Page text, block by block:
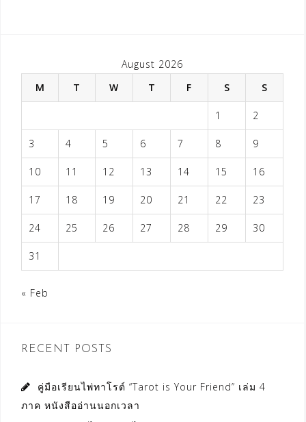
August 2026
M
T W T F S S
1 2
3 4 5 6 7 8 9
10 11 12 13 14 15 16
17 18 19 20 21 22 23
24 25 26 27 28 29 30
31
« Feb
RECENT POSTS
คู่มือเรียนไพ่ทาโรต์ “Tarot is Your Friend” เล่ม 4
ภาค หนังสืออ่านนอกเวลา